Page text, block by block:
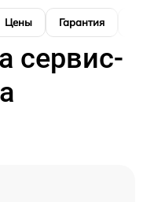
Цены Гарантия
сервис-